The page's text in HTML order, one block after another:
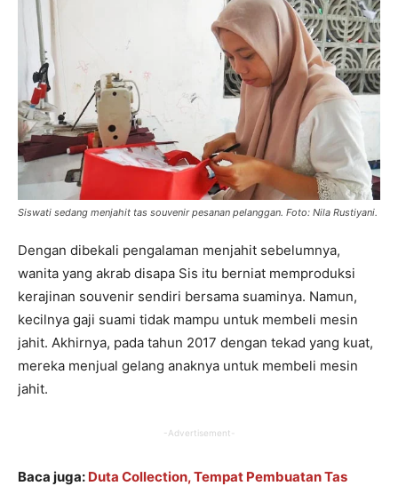
Siswati sedang menjahit tas souvenir pesanan pelanggan. Foto: Nila Rustiyani.
Dengan dibekali pengalaman menjahit sebelumnya,
wanita yang akrab disapa Sis itu berniat memproduksi
kerajinan souvenir sendiri bersama suaminya. Namun,
kecilnya gaji suami tidak mampu untuk membeli mesin
jahit. Akhirnya, pada tahun 2017 dengan tekad yang kuat,
mereka menjual gelang anaknya untuk membeli mesin
jahit.
-Advertisement-
Baca juga: Duta Collection, Tempat Pembuatan Tas